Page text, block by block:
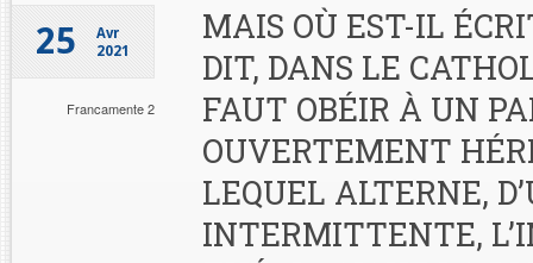
25
Avr
2021
Francamente 2
MAIS OÙ EST-IL
DIT, DANS LE
FAUT OBÉIR À UN
OUVERTEMENT
LEQUEL ALTERNE,
INTERMITTENTE,